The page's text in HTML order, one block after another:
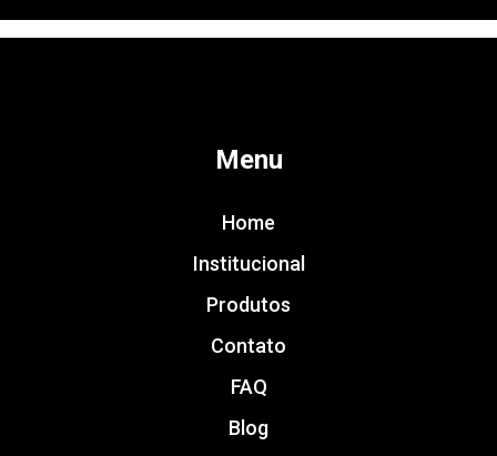
Menu
Home
Institucional
Produtos
Contato
FAQ
Blog